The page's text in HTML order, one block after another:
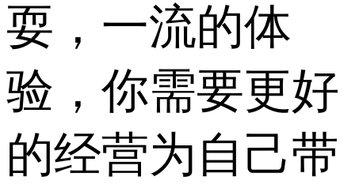
耍，一流的体
验，你需要更好
的经营为自己带